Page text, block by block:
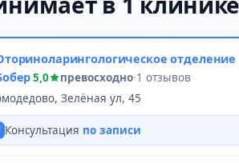
отделение
5,0 превосходно·1 отзывов
Зелёная ул, 45
Консультация по записи